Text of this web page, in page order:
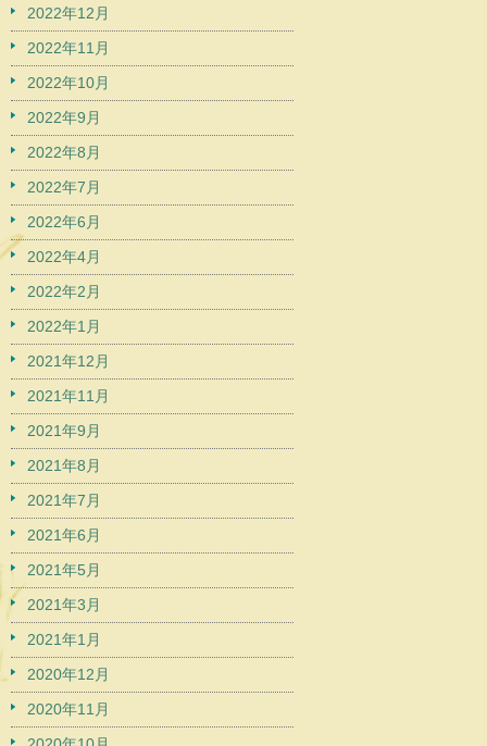
2022年12月
2022年11月
2022年10月
2022年9月
2022年8月
2022年7月
2022年6月
2022年4月
2022年2月
2022年1月
2021年12月
2021年11月
2021年9月
2021年8月
2021年7月
2021年6月
2021年5月
2021年3月
2021年1月
2020年12月
2020年11月